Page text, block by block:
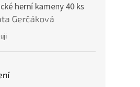
herní kameny 40 ks
produktu je 5 z 5 hvězdiček.
Gerčáková